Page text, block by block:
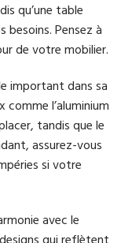
qu’une table
Pensez à
de votre mobilier.
important dans sa
l’aluminium
tandis que le
assurez-vous
si votre
avec le